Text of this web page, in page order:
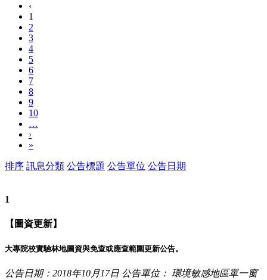
‹
1
2
3
4
5
6
7
8
9
10
…
›
»
排序 訊息分類 公告標題 公告單位 公告日期
1
【圖資更新】
大專院校實驗林地圖資與免查或應查範圍更新公告。
公告日期：2018年10月17日 公告單位： 環境敏感地區單一窗